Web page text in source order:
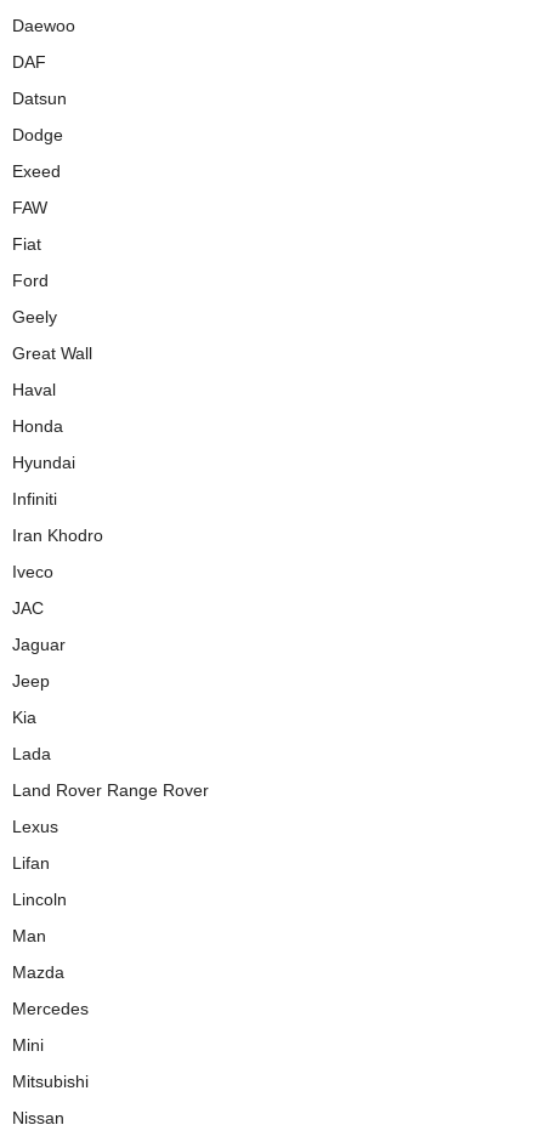
Daewoo
DAF
Datsun
Dodge
Exeed
FAW
Fiat
Ford
Geely
Great Wall
Haval
Honda
Hyundai
Infiniti
Iran Khodro
Iveco
JAC
Jaguar
Jeep
Kia
Lada
Land Rover Range Rover
Lexus
Lifan
Lincoln
Man
Mazda
Mercedes
Mini
Mitsubishi
Nissan